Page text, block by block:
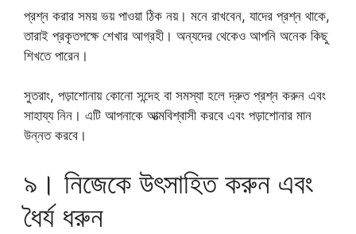
প্রশ্ন করার সময় ভয় পাওয়া ঠিক নয়। মনে রাখবেন, যাদের প্রশ্ন থাকে,
তারাই প্রকৃতপক্ষে শেখার আগ্রহী। অন্যদের থেকেও আপনি অনেক কিছু
শিখতে পারেন।
সুতরাং, পড়াশোনায় কোনো সন্দেহ বা সমস্যা হলে দ্রুত প্রশ্ন করুন এবং
সাহায্য নিন। এটি আপনাকে আত্মবিশ্বাসী করবে এবং পড়াশোনার মান
উন্নত করবে।
৯। নিজেকে উৎসাহিত করুন এবং
ধৈর্য ধরুন